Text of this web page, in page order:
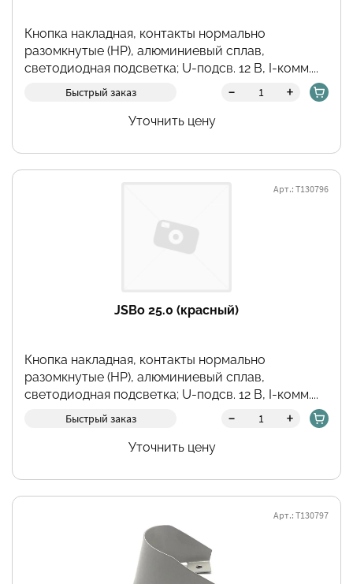
Кнопка накладная, контакты нормально
разомкнутые (НР), алюминиевый сплав,
светодиодная подсветка; U-подсв. 12 В, I-комм....
Быстрый заказ - +
Уточнить цену
JSBo 25.0 (красный)
Арт.: Т130796
Кнопка накладная, контакты нормально
разомкнутые (НР), алюминиевый сплав,
светодиодная подсветка; U-подсв. 12 В, I-комм....
Быстрый заказ - +
Уточнить цену
Арт.: Т130797